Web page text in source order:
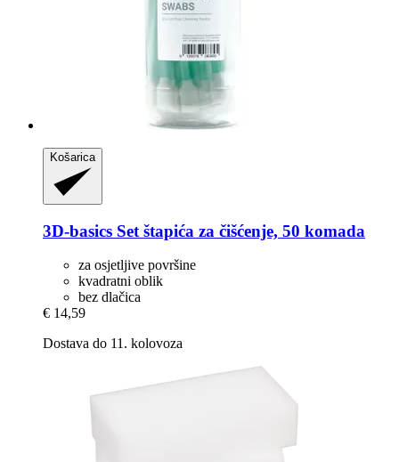
Košarica
3D-basics Set štapića za čišćenje, 50 komada
za osjetljive površine
kvadratni oblik
bez dlačica
€ 14,59
Dostava do 11. kolovoza